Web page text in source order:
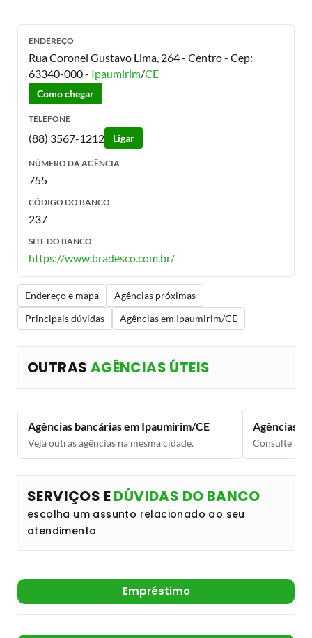
ENDEREÇO
Rua Coronel Gustavo Lima, 264 - Centro- Cep:
63340-000- Ipaumirim/CE
Como chegar
TELEFONE
(88) 3567-1212 Ligar
NÚMERO DA AGÊNCIA
755
CÓDIGO DO BANCO
237
SITE DO BANCO
https://www.bradesco.com.br/
Endereço e mapa
Agências próximas
Principais dúvidas
Agências em Ipaumirim/CE
OUTRAS AGÊNCIAS ÚTEIS
Agências bancárias em Ipaumirim/CE
Veja outras agências na mesma cidade.
Agências
Consulte a
SERVIÇOS EDÚVIDAS DO BANCO
escolha um assunto relacionado ao seu
atendimento
Empréstimo